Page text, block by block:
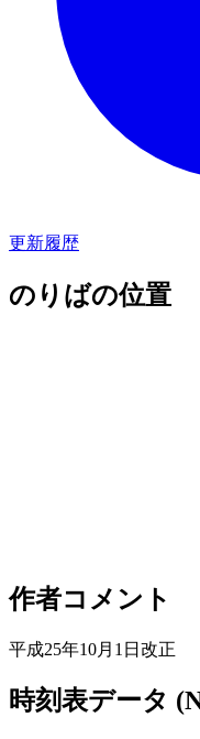
更新履歴
のりばの位置
作者コメント
平成25年10月1日改正
時刻表データ